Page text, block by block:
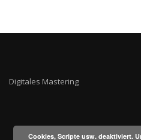
Digitales Mastering
Cookies, Scripte usw. deaktiviert.